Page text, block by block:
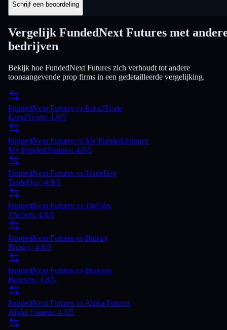
Schrijf een beoordeling
Vergelijk FundedNext Futures met
bedrijven
Bekijk hoe FundedNext Futures zich verhoudt tot andere
toonaangevende prop firms in een gedetailleerde vergelijking.
FundedNext Futures vs Earn2Trade
Earn2Trade: 4.9/5
FundedNext Futures vs My Funded Futures
My Funded Futures: 4.9/5
FundedNext Futures vs TradeDay
TradeDay: 4.9/5
FundedNext Futures vs The5ers
The5ers: 4.8/5
FundedNext Futures vs Blusky
Blusky: 4.8/5
FundedNext Futures vs Bulenox
Bulenox: 4.8/5
FundedNext Futures vs Alpha Futures
Alpha Futures: 4.8/5